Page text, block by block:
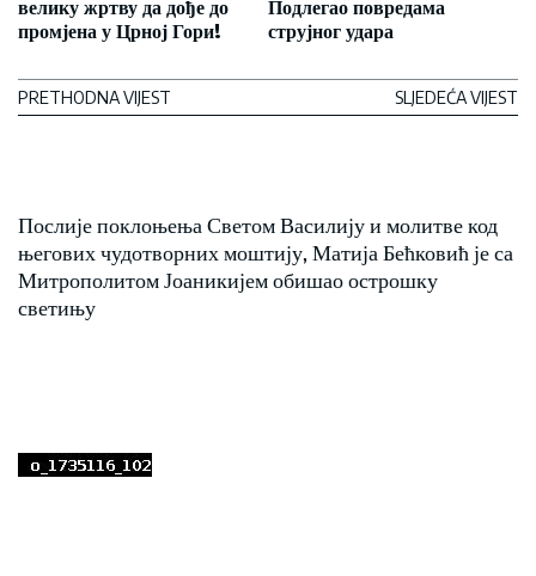
велику жртву да дође до
промјена у Црној Гори!
PRETHODNA VIJEST
Подлегао повредама
струјног удара
SLJEDEĆA VIJEST
Послије поклоњења Светом Василију и молитве код
његових чудотворних моштију, Матија Бећковић је са
Митрополитом Јоаникијем обишао острошку
светињу